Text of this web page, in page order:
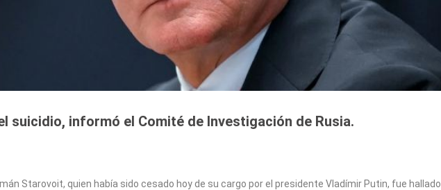
suicidio, informó el Comité de Investigación de Rusia.
Starovoit, quien había sido cesado hoy de su cargo por el presidente Vladímir Putin, fue hallado